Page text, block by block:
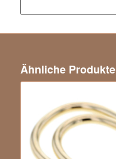
Ähnliche Produkte